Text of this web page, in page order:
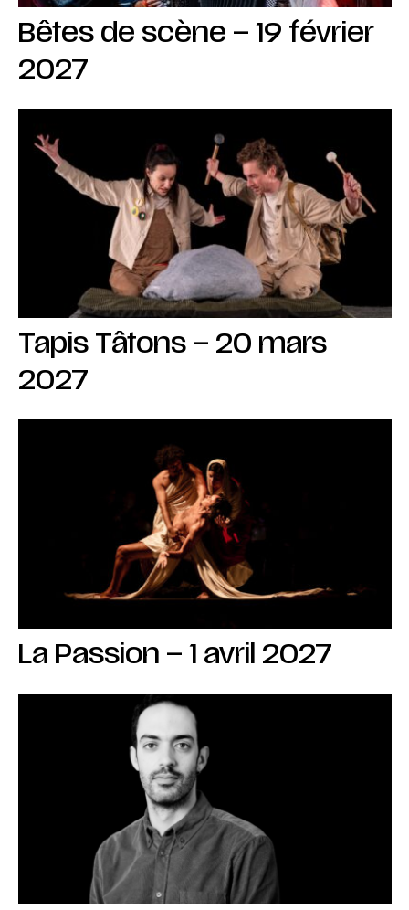
Bêtes de scène – 19 février
2027
Tapis Tâtons – 20 mars
2027
La Passion – 1 avril 2027